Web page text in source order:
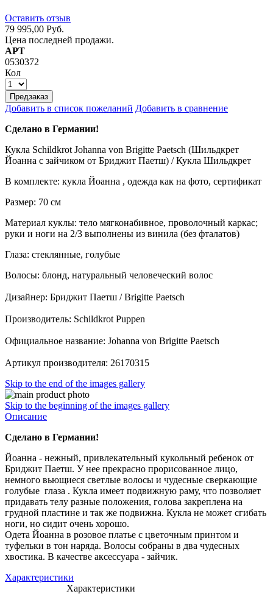
Оставить отзыв
79 995,00 Руб.
Цена последней продажи.
АРТ
0530372
Кол
Предзаказ
Добавить в список пожеланий Добавить в сравнение
Сделано в Германии!
Кукла Schildkrot Johanna von Brigitte Paetsch (Шильдкрет
Йоанна с зайчиком от Бриджит Паетш) / Кукла Шильдкрет
В комплекте: кукла Йоанна , одежда как на фото, сертификат
Размер: 70 см
Материал куклы: тело мягконабивное, проволочный каркас;
руки и ноги на 2/3 выполнены из винила (без фталатов)
Глаза: стеклянные, голубые
Волосы: блонд, натуральный человеческий волос
Дизайнер: Бриджит Паетш / Brigitte Paetsch
Производитель: Schildkrot Puppen
Официальное название: Johanna von Brigitte Paetsch
Артикул производителя: 26170315
Skip to the end of the images gallery
Skip to the beginning of the images gallery
Описание
Сделано в Германии!
Йоанна - нежный, привлекательный кукольный ребенок от
Бриджит Паетш. У нее прекрасно прорисованное лицо,
немного вьющиеся светлые волосы и чудесные сверкающие
голубые глаза . Кукла имеет подвижную раму, что позволяет
придавать телу разные положения, голова закреплена на
грудной пластине и так же подвижна. Кукла не может сгибать
ноги, но сидит очень хорошо.
Одета Йоанна в розовое платье с цветочным принтом и
туфельки в тон наряда. Волосы собраны в два чудесных
хвостика. В качестве аксессуара - зайчик.
Характеристики
Характеристики